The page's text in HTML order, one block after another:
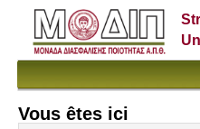
Vous êtes ici